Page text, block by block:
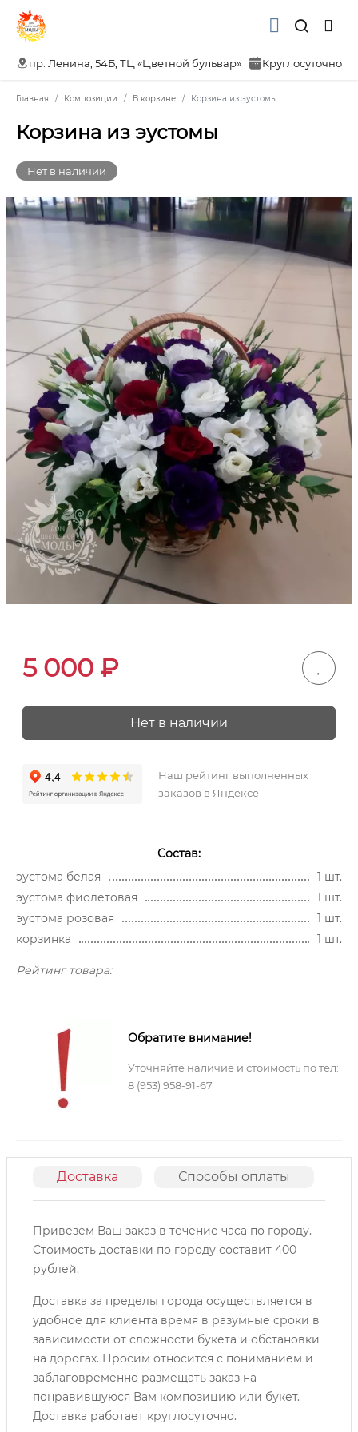
пр. Ленина, 54Б, ТЦ «Цветной бульвар» Круглосуточно
Главная Композиции В корзине Корзина из эустомы
Корзина из эустомы
Нет в наличии
5 000 ₽
Нет в наличии
Наш рейтинг выполненных
заказов в Яндексе
Состав:
эустома белая
1 шт.
эустома фиолетовая
1 шт.
эустома розовая
1 шт.
корзинка
1 шт.
Рейтинг товара:
Обратите внимание!
Уточняйте наличие и стоимость по тел:
8 (953) 958-91-67
Доставка Способы оплаты
Привезем Ваш заказ в течение часа по городу.
Cтоимость доставки по городу составит 400
рублей.
Доставка за пределы города осуществляется в
удобное для клиента время в разумные сроки в
зависимости от сложности букета и обстановки
на дорогах. Просим относится с пониманием и
заблаговременно размещать заказ на
понравившуюся Вам композицию или букет.
Доставка работает круглосуточно.